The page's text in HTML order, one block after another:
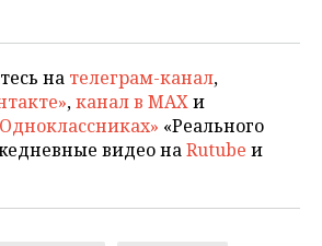
на телеграм-канал,
,канал в MAXи
«Реального
видео наRutube и